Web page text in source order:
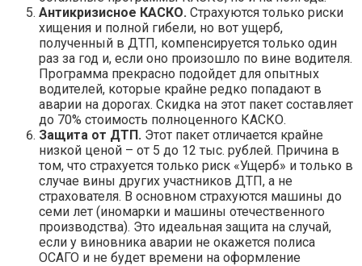
Антикризисное КАСКО. Страхуются только риски
хищения и полной гибели, но вот ущерб,
полученный в ДТП, компенсируется только один
раз за год и, если оно произошло по вине водителя.
Программа прекрасно подойдет для опытных
водителей, которые крайне редко попадают в
аварии на дорогах. Скидка на этот пакет составляет
до 70% стоимость полноценного КАСКО.
Защита от ДТП. Этот пакет отличается крайне
низкой ценой – от 5 до 12 тыс. рублей. Причина в
том, что страхуется только риск «Ущерб» и только в
случае вины других участников ДТП, а не
страхователя. В основном страхуются машины до
семи лет (иномарки и машины отечественного
производства). Это идеальная защита на случай,
если у виновника аварии не окажется полиса
ОСАГО и не будет времени на оформление